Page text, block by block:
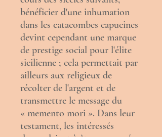
bénéficier d'une inhumation
dans les catacombes capucines
devint cependant une marque
de prestige social pour l'élite
sicilienne ; cela permettait par
ailleurs aux religieux de
récolter de l'argent et de
transmettre le message du
« memento mori ». Dans leur
testament, les intéressés